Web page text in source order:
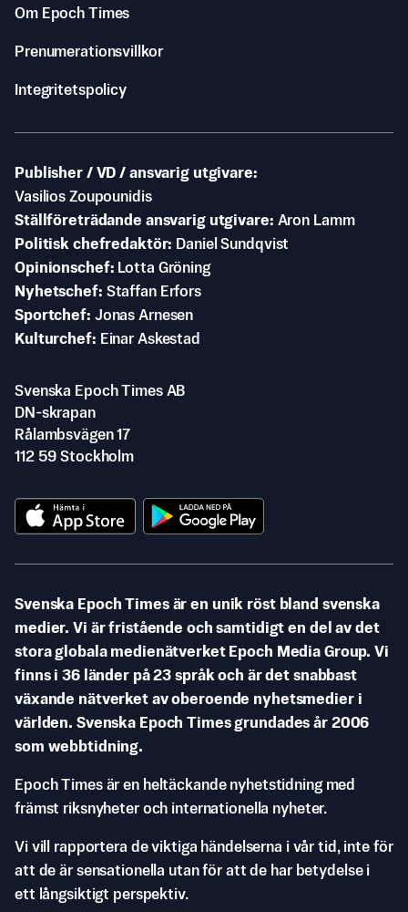
Om Epoch Times
Prenumerationsvillkor
Integritetspolicy
Publisher / VD / ansvarig utgivare
Vasilios Zoupounidis
Ställföreträdande ansvarig utgivare Aron Lamm
Politisk chefredaktör
Daniel Sundqvist
Opinionschef
Lotta Gröning
Nyhetschef Staffan Erfors
Sportchef Jonas Arnesen
Kulturchef
Einar Askestad
Svenska Epoch Times AB
DN-skrapan
Rålambsvägen 17
112 59 Stockholm
Svenska Epoch Times är en unik röst bland svenska
medier. Vi är fristående och samtidigt en del av det
stora globala medienätverket Epoch Media Group. Vi
finns i 36 länder på 23 språk och är det snabbast
växande nätverket av oberoende nyhetsmedier i
världen. Svenska Epoch Times grundades år 2006
som webbtidning.
Epoch Times är en heltäckande nyhetstidning med
främst riksnyheter och internationella nyheter.
Vi vill rapportera de viktiga händelserna i vår tid, inte för
att de är sensationella utan för att de har betydelse i
ett långsiktigt perspektiv.